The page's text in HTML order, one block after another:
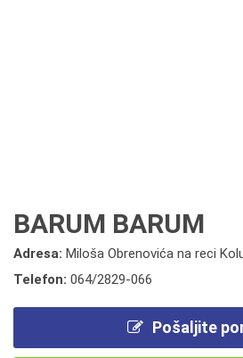
BARUM BARUM
Adresa: Miloša Obrenovića na reci
Telefon: 064/2829-066
Pošaljite